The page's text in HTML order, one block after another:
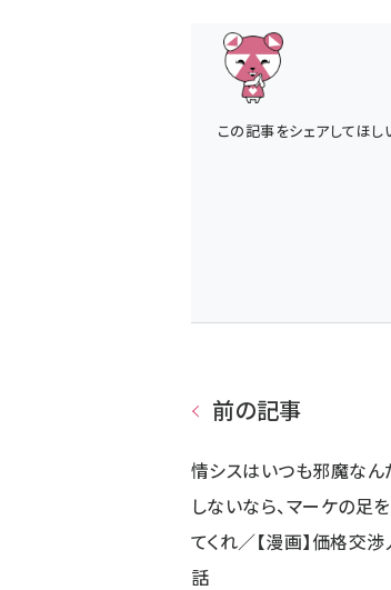
この記事をシェアしてほし
前の記事
情シスはいつも邪魔なん
しないなら、マーケの足
てくれ／【漫画】価格交
話